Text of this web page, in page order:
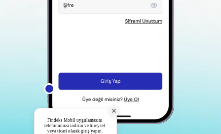
Findeks Mobil uygulamasını
telefonunuza indirin ve bireysel
veya ticari olarak giriş yapın.